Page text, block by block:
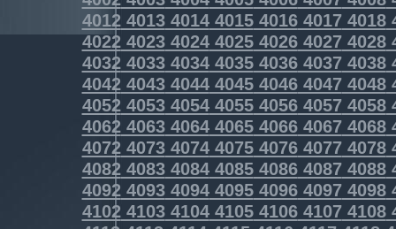
4012401340144015401640174018
4022402340244025402640274028
4032403340344035403640374038
4042404340444045404640474048
4052405340544055405640574058
4062406340644065406640674068
4072407340744075407640774078
4082408340844085408640874088
4092409340944095409640974098
4102410341044105410641074108